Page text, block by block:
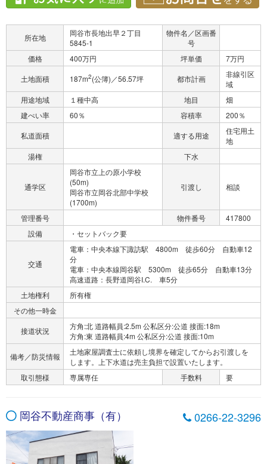
所在地
岡谷市長地出早２丁目
5845-1
物件名／区画番
号
価格
400万円 坪単価
7万円
土地面積
187m2(公簿)／56.57坪 都市計画
非線引区
域
用途地域
１種中高 地目
畑
建ぺい率
60％ 容積率
200％
私道面積
適する用途
住宅用土
地
湯権
下水
通学区
岡谷市立上の原小学校
(50m)
岡谷市立岡谷北部中学校
(1700m)
引渡し 相談
管理番号 物件番号
417800
設備
・セットバック要
交通
電車：中央本線下諏訪駅 4800m 徒歩60分 自動車12
分
電車：中央本線岡谷駅 5300m 徒歩65分 自動車13分
高速道路：長野道岡谷I.C. 車5分
土地権利
所有権
その他一時金
接道状況
方角:北 道路幅員:2.5m 公私区分:公道 接面:18m
方角:東 道路幅員:4m 公私区分:公道 接面:10m
備考／防災情報
土地家屋調査士に依頼し境界を確定してからお引渡しを
します。上下水道は売主負担で設置いたします。
取引態様
専属専任 手数料 要
岡谷不動産商事（有） 0266-22-3296